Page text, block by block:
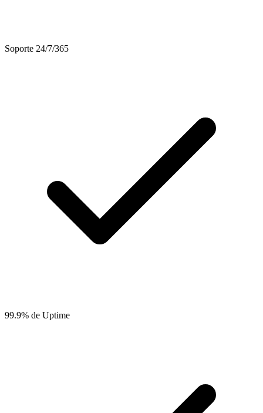
Soporte 24/7/365
99.9% de Uptime